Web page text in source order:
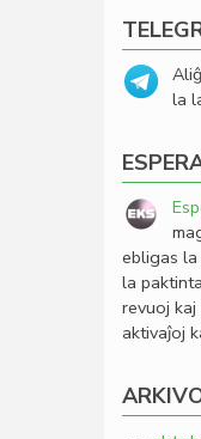
la
ebligas
la
revuoj
aktivaĵoj